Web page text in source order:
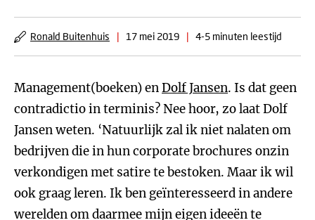
Ronald Buitenhuis | 17 mei 2019 | 4-5 minuten leestijd
Management(boeken) enDolf Jansen. Is dat geen
contradictio in terminis? Nee hoor, zo laat Dolf
Jansen weten. ‘Natuurlijk zal ik niet nalaten om
bedrijven die in hun corporate brochures onzin
verkondigen met satire te bestoken. Maar ik wil
ook graag leren. Ik ben geïnteresseerd in andere
werelden om daarmee mijn eigen ideeën te